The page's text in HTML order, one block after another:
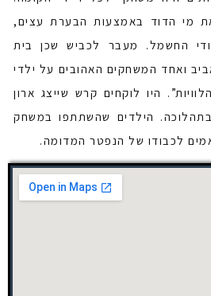
חיממו את מי הדוד באמצעות הבערת עצים,
החשמל. מעבר לכביש שכן בית
ואחד המשחקים האהובים על ילדי
היו לוקחים קרש שייצג ארון
בתהלוכה. הילדים שהשתתפו במשחק
לכבודו של הנפטר המדומה.